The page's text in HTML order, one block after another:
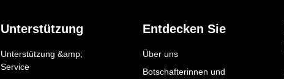
Unterstützung
Unterstützung &amp;
Service
Entdecken Sie
Über uns
Botschafterinnen und